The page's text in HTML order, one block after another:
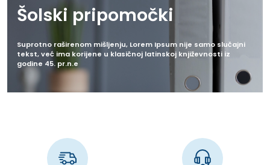
Šolski pripomočki
Suprotno raširenom mišljenju, Lorem Ipsum nije samo slučajni
tekst, već ima korijene u klasičnoj latinskoj književnosti iz
godine 45. pr.n.e